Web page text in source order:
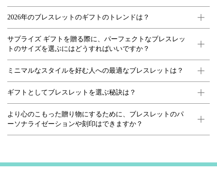
2026年のブレスレットのギフトのトレンドは？
サプライズ ギフトを贈る際に、パーフェクトなブレスレッ
トのサイズを選ぶにはどうすればいいですか？
ミニマルなスタイルを好む人への最適なブレスレットは？
ギフトとしてブレスレットを選ぶ秘訣は？
より心のこもった贈り物にするために、ブレスレットのパ
ーソナライゼーションや刻印はできますか？